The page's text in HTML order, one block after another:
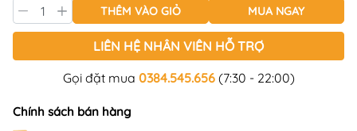
THÊM VÀO GIỎ MUA NGAY
LIÊN HỆ NHÂN VIÊN HỖ TRỢ
Gọi đặt mua 0384.545.656(7:30 - 22:00)
Chính sách bán hàng